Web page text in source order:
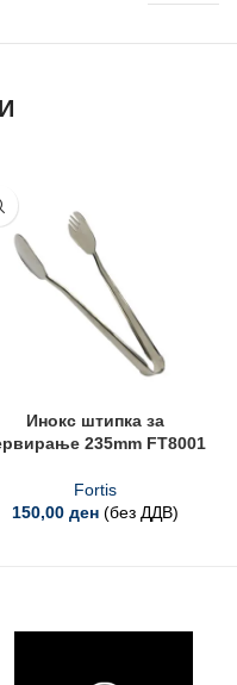
Инокс штипка за
235mm FT8001
Fortis
150,00 ден (без ДДВ)